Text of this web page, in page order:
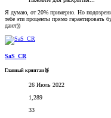
Я думаю, от 20% примерно. Но
тебе эти проценты прямо гарантировать
дают))
SaS_CR
Главный криптан🥈
26 Июль 2022
1,289
33